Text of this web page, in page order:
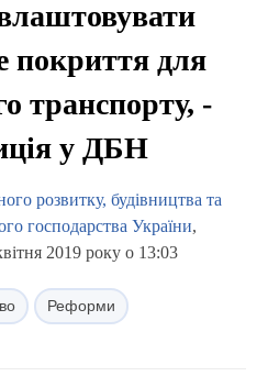
покриття для
транспорту, -
у ДБН
розвитку, будівництва та
господарства України,
2019 року о 13:03
Реформи